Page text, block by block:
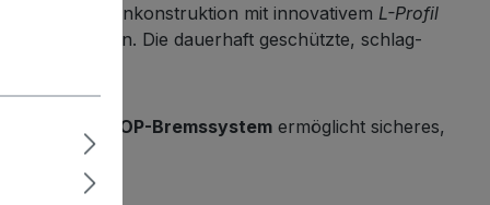
Bodenkonstruktion mit innovativem L-Profil
ermöglichen. Die dauerhaft geschützte, schlag-
EasySTOP-Bremssystem ermöglicht sicheres,